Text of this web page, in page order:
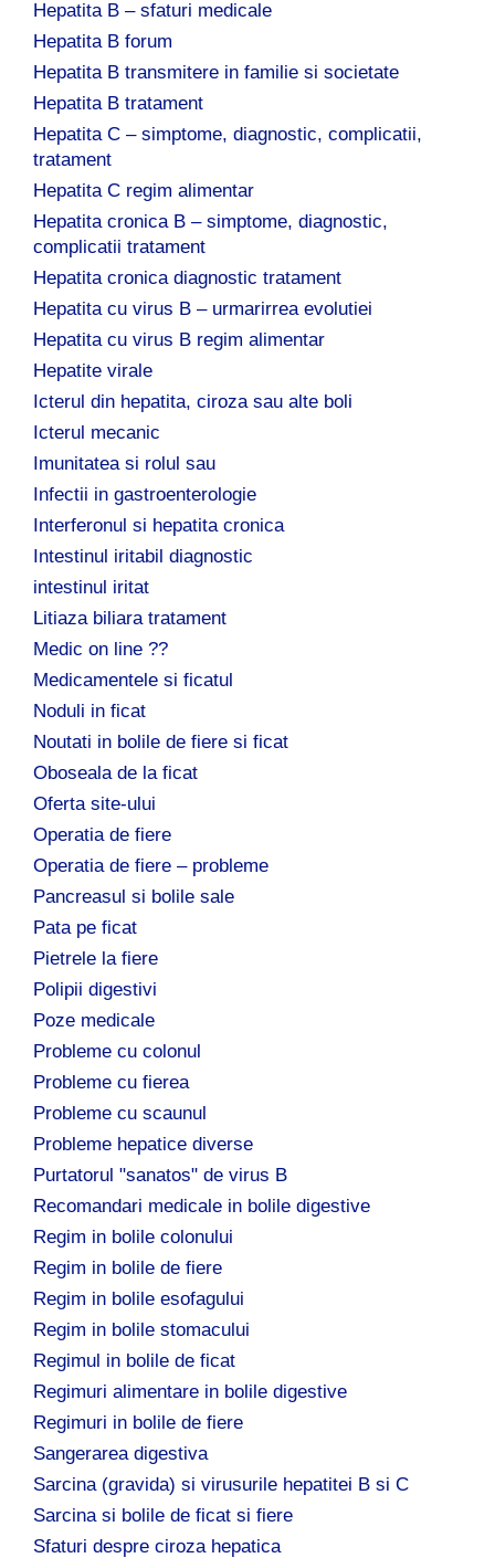
Hepatita B – sfaturi medicale
Hepatita B forum
Hepatita B transmitere in familie si societate
Hepatita B tratament
Hepatita C – simptome, diagnostic, complicatii,
tratament
Hepatita C regim alimentar
Hepatita cronica B – simptome, diagnostic,
complicatii tratament
Hepatita cronica diagnostic tratament
Hepatita cu virus B – urmarirrea evolutiei
Hepatita cu virus B regim alimentar
Hepatite virale
Icterul din hepatita, ciroza sau alte boli
Icterul mecanic
Imunitatea si rolul sau
Infectii in gastroenterologie
Interferonul si hepatita cronica
Intestinul iritabil diagnostic
intestinul iritat
Litiaza biliara tratament
Medic on line ??
Medicamentele si ficatul
Noduli in ficat
Noutati in bolile de fiere si ficat
Oboseala de la ficat
Oferta site-ului
Operatia de fiere
Operatia de fiere – probleme
Pancreasul si bolile sale
Pata pe ficat
Pietrele la fiere
Polipii digestivi
Poze medicale
Probleme cu colonul
Probleme cu fierea
Probleme cu scaunul
Probleme hepatice diverse
Purtatorul "sanatos" de virus B
Recomandari medicale in bolile digestive
Regim in bolile colonului
Regim in bolile de fiere
Regim in bolile esofagului
Regim in bolile stomacului
Regimul in bolile de ficat
Regimuri alimentare in bolile digestive
Regimuri in bolile de fiere
Sangerarea digestiva
Sarcina (gravida) si virusurile hepatitei B si C
Sarcina si bolile de ficat si fiere
Sfaturi despre ciroza hepatica